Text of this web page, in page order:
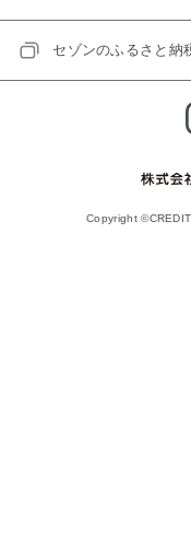
セゾンのふるさと納
Copyright